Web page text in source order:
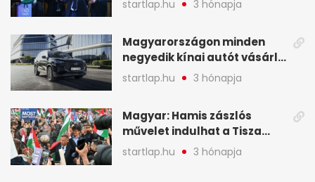
a mandátumok
startlap.hu 3 hónapja
Magyarországon minden
negyedik kínai autót vásárló
a Chery mellett döntött (X)
startlap.hu 3 hónapja
Magyar: Hamis zászlós
művelet indulhat a Tisza
ellen a választás napján - A
hét legfontosabb eseményei
startlap.hu 3 hónapja